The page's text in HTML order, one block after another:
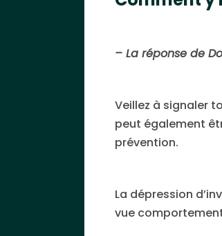
– La réponse de
Veillez à signaler
peut également
prévention.
La dépression
vue